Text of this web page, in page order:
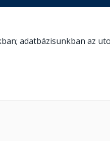
adatbázisunkban az